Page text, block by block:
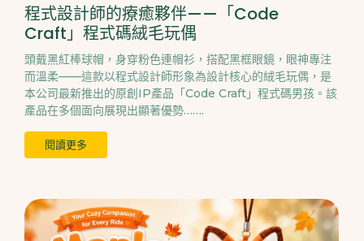
程式設計師的療癒夥伴——「Code
Craft」程式碼絨毛玩偶
頭戴黑紅棒球帽，身穿粉色連帽衫，搭配黑框眼鏡，眼神專注
而溫柔——這款以程式設計師形象為設計核心的絨毛玩偶，是
本公司最新推出的原創IP產品「Code Craft」程式碼男孩。該
產品在多個面向展現出顯著優勢…….
閱讀更多